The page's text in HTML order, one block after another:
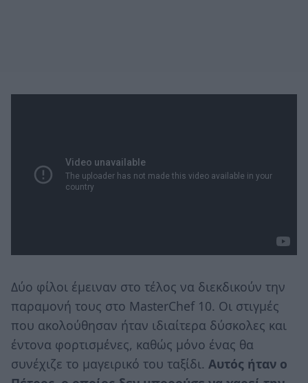
Δύο φίλοι έμειναν στο τέλος να διεκδικούν την
παραμονή τους στο MasterChef 10. Οι στιγμές
που ακολούθησαν ήταν ιδιαίτερα δύσκολες και
έντονα φορτισμένες, καθώς μόνο ένας θα
συνέχιζε το μαγειρικό του ταξίδι. Αυτός ήταν ο